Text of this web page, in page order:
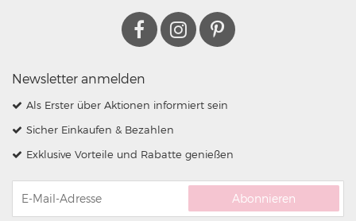
Newsletter anmelden
Als Erster über Aktionen informiert sein
Sicher Einkaufen & Bezahlen
Exklusive Vorteile und Rabatte genießen
Abonnieren